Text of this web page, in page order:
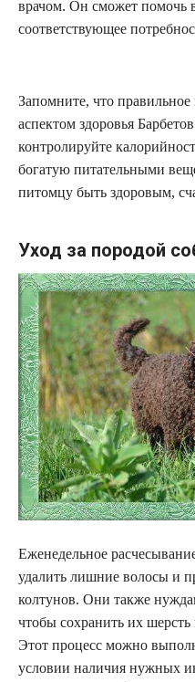
врачом. Он сможет помочь
соответствующее
Запомните, что
аспектом здоровья
контролируйте
богатую питательными
питомцу быть здоровым,
Уход за породой
Еженедельное
удалить лишние волосы и
колтунов. Они также
чтобы сохранить их
Этот процесс можно
условии наличия нужных